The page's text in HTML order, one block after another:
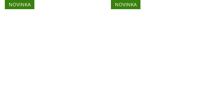
NOVINKA NOVINKA